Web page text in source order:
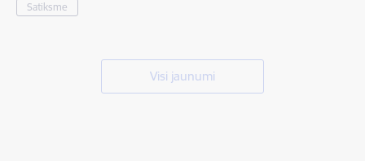
Satiksme
Visi jaunumi